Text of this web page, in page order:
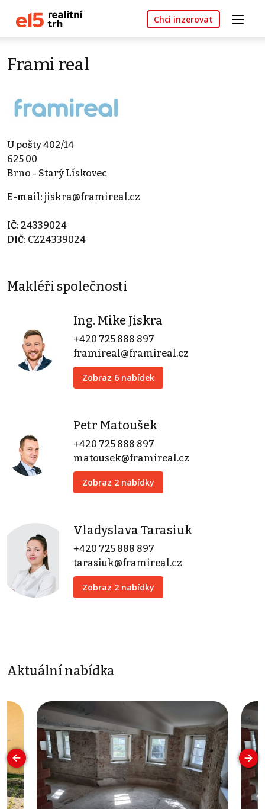
Chci inzerovat
Frami real
U pošty 402/14
625 00
Brno - Starý Lískovec
E-mail: jiskra@framireal.cz
IČ: 24339024
DIČ: CZ24339024
Makléři společnosti
Ing. Mike Jiskra
+420 725 888 897
framireal@framireal.cz
Zobraz 6 nabídek
Petr Matoušek
+420 725 888 897
matousek@framireal.cz
Zobraz 2 nabídky
Vladyslava Tarasiuk
+420 725 888 897
tarasiuk@framireal.cz
Zobraz 2 nabídky
Aktuální nabídka